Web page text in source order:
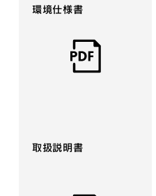
環境仕様書​
取扱説明書